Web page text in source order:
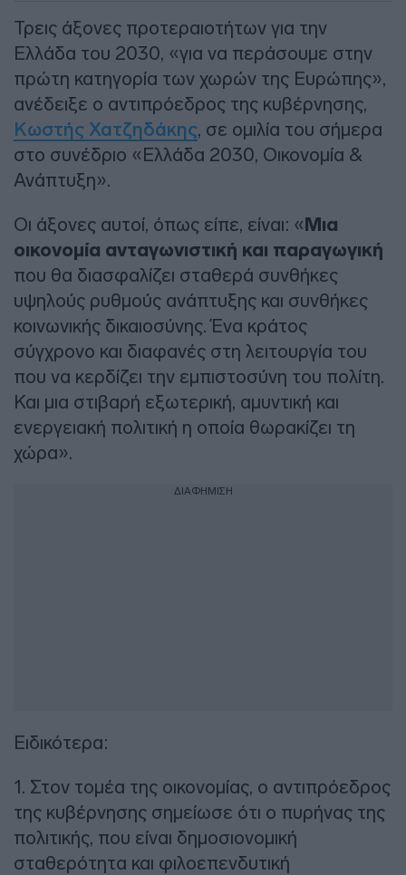
Τρεις άξονες προτεραιοτήτων για την
Ελλάδα του 2030, «για να περάσουμε στην
πρώτη κατηγορία των χωρών της Ευρώπης»,
ανέδειξε ο αντιπρόεδρος της κυβέρνησης,
Κωστής Χατζηδάκης, σε ομιλία του σήμερα
στο συνέδριο «Ελλάδα 2030, Οικονομία &
Ανάπτυξη».
Οι άξονες αυτοί, όπως είπε, είναι: « Μια
οικονομία ανταγωνιστική και παραγωγική
που θα διασφαλίζει σταθερά συνθήκες
υψηλούς ρυθμούς ανάπτυξης και συνθήκες
κοινωνικής δικαιοσύνης. Ένα κράτος
σύγχρονο και διαφανές στη λειτουργία του
που να κερδίζει την εμπιστοσύνη του πολίτη.
Και μια στιβαρή εξωτερική, αμυντική και
ενεργειακή πολιτική η οποία θωρακίζει τη
χώρα».
ΔΙΑΦΗΜΙΣΗ
Ειδικότερα:
1. Στον τομέα της οικονομίας, ο αντιπρόεδρος
της κυβέρνησης σημείωσε ότι ο πυρήνας της
πολιτικής, που είναι δημοσιονομική
σταθερότητα και φιλοεπενδυτική